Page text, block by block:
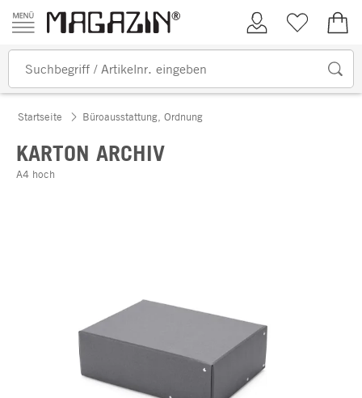
Zum Inhalt springen
Kundenkonto
Merkliste
Startseite Büroausstattung, Ordnung
KARTON ARCHIV
A4 hoch